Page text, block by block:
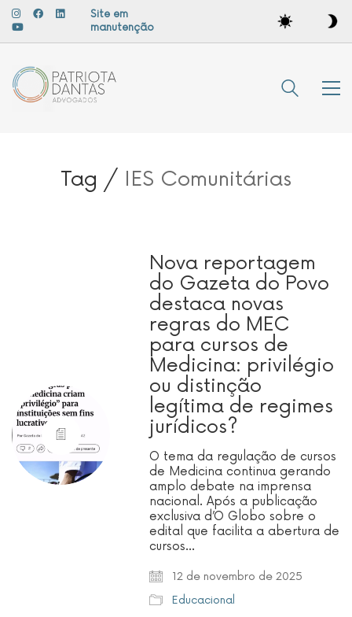
Site em
manutenção
Tag / IES Comunitárias
Nova reportagem
do Gazeta do Povo
destaca novas
regras do MEC
para cursos de
Medicina: privilégio
ou distinção
legítima de regimes
jurídicos?
O tema da regulação de cursos
de Medicina continua gerando
amplo debate na imprensa
nacional. Após a publicação
exclusiva d’O Globo sobre o
edital que facilita a abertura de
cursos…
12 de novembro de 2025
Educacional